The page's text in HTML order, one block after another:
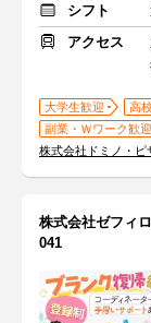
シフト
アクセス
大学生歓迎 高
副業・Ｗワーク歓迎
株式会社ドミノ・ピ
株式会社ゼフィ
041